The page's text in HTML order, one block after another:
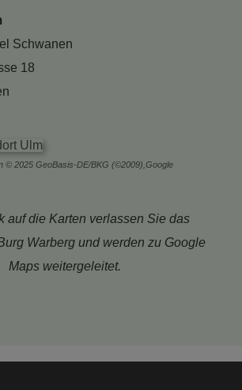
Schwanen
18
© 2025 GeoBasis-DE/BKG (©2009),Google
auf die Karten verlassen Sie das
Warberg und werden zu Google
Maps weitergeleitet.